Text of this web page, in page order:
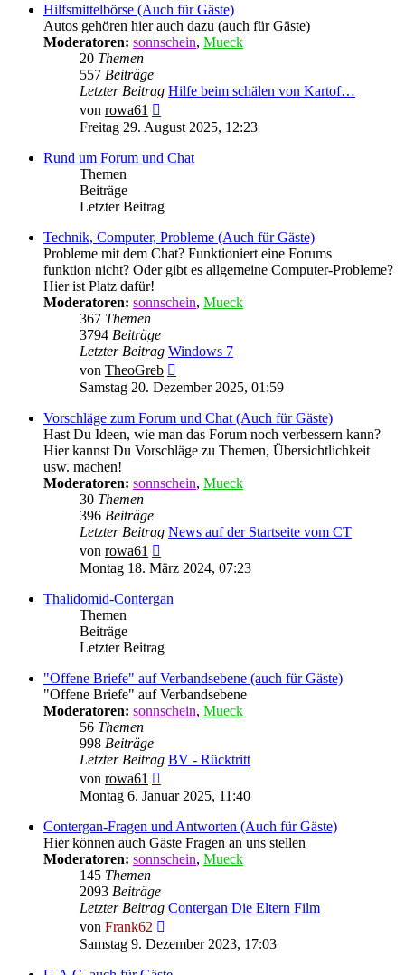
Hilfsmittelbörse (Auch für Gäste)
Autos gehören hier auch dazu (auch für Gäste)
Moderatoren: sonnschein, Mueck
20 Themen
557 Beiträge
Letzter Beitrag Hilfe beim schälen von Kartof…
von rowa61
Beitrag
Freitag 29. August 2025, 12:23
Rund um Forum und Chat
Themen
Beiträge
Letzter Beitrag
Technik, Computer, Probleme (Auch für Gäste)
Probleme mit dem Chat? Funktioniert eine Forums
funktion nicht? Oder gibt es allgemeine Computer-Probleme?
Hier ist Platz dafür!
Moderatoren: sonnschein, Mueck
367 Themen
3794 Beiträge
Letzter Beitrag Windows 7
von TheoGreb
Beitrag
Samstag 20. Dezember 2025, 01:59
Vorschläge zum Forum und Chat (Auch für Gäste)
Hast Du Ideen, wie man das Forum noch verbessern kann?
Hier kannst Du Vorschläge zu Themen, Übersichtlichkeit
usw. machen!
Moderatoren: sonnschein, Mueck
30 Themen
396 Beiträge
Letzter Beitrag News auf der Startseite vom CT
von rowa61
Beitrag
Montag 18. März 2024, 07:23
Thalidomid-Contergan
Themen
Beiträge
Letzter Beitrag
"Offene Briefe" auf Verbandsebene (auch für Gäste)
"Offene Briefe" auf Verbandsebene
Moderatoren: sonnschein, Mueck
56 Themen
998 Beiträge
Letzter Beitrag BV - Rücktritt
von rowa61
Beitrag
Montag 6. Januar 2025, 11:40
Contergan-Fragen und Antworten (Auch für Gäste)
Hier können auch Gäste Fragen an uns stellen
Moderatoren: sonnschein, Mueck
145 Themen
2093 Beiträge
Letzter Beitrag Contergan Die Eltern Film
von Frank62
Beitrag
Samstag 9. Dezember 2023, 17:03